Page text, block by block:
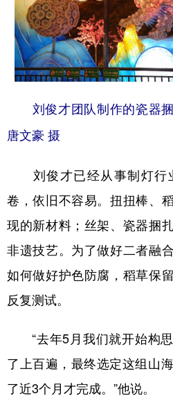
刘俊才团队制作的瓷器
唐文豪 摄
刘俊才已经从事制灯行
卷，依旧不容易。扭扭棒、
现的新材料；丝架、瓷器捆
非遗技艺。为了做好二者融
如何做好护色防腐，稻草保
反复测试。
“去年5月我们就开始构
了上百遍，最终选定这组山
了近3个月才完成。”他说。